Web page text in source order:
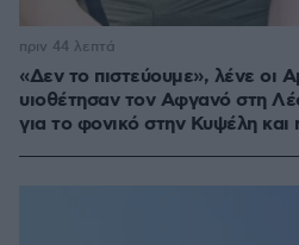
«Δεν το πιστεύουμε», λένε οι
υιοθέτησαν τον Αφγανό στη
για το φονικό στην Κυψέλη και
πριν 44 λεπτά